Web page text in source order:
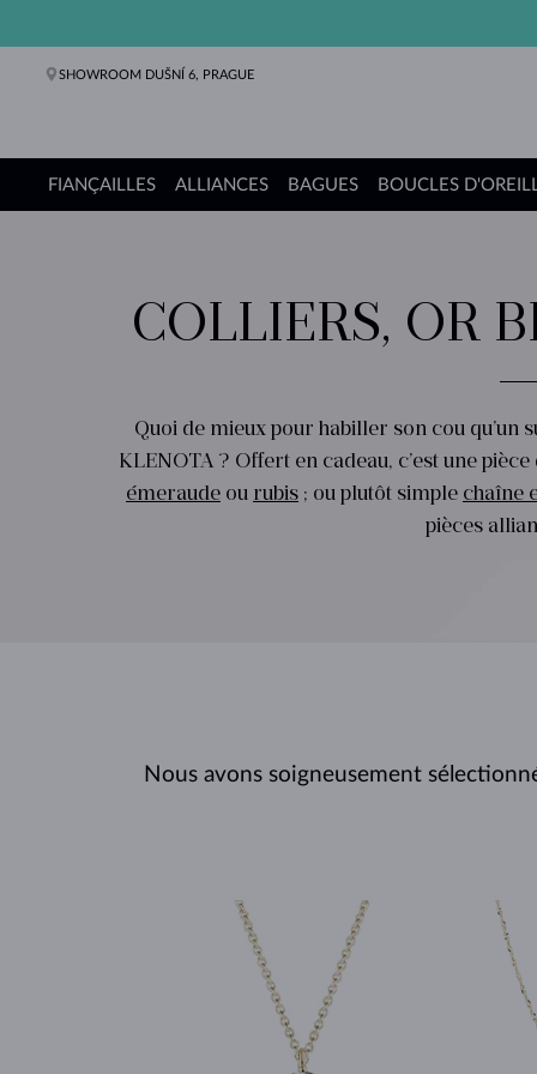
SHOWROOM DUŠNÍ 6, PRAGUE
FIANÇAILLES ALLIANCES BAGUES BOUCLES
COLLIERS, OR
Quoi de mieux pour habiller son cou qu’un
KLENOTA ? Offert en cadeau, c’est une
émeraude ou rubis ; ou plutôt simple chaîne
pièces
Nous avons soigneusement